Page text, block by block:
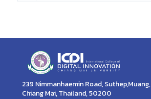
239 Nimmanhaemin Road, Suthep,Muang,
Chiang Mai, Thailand, 50200